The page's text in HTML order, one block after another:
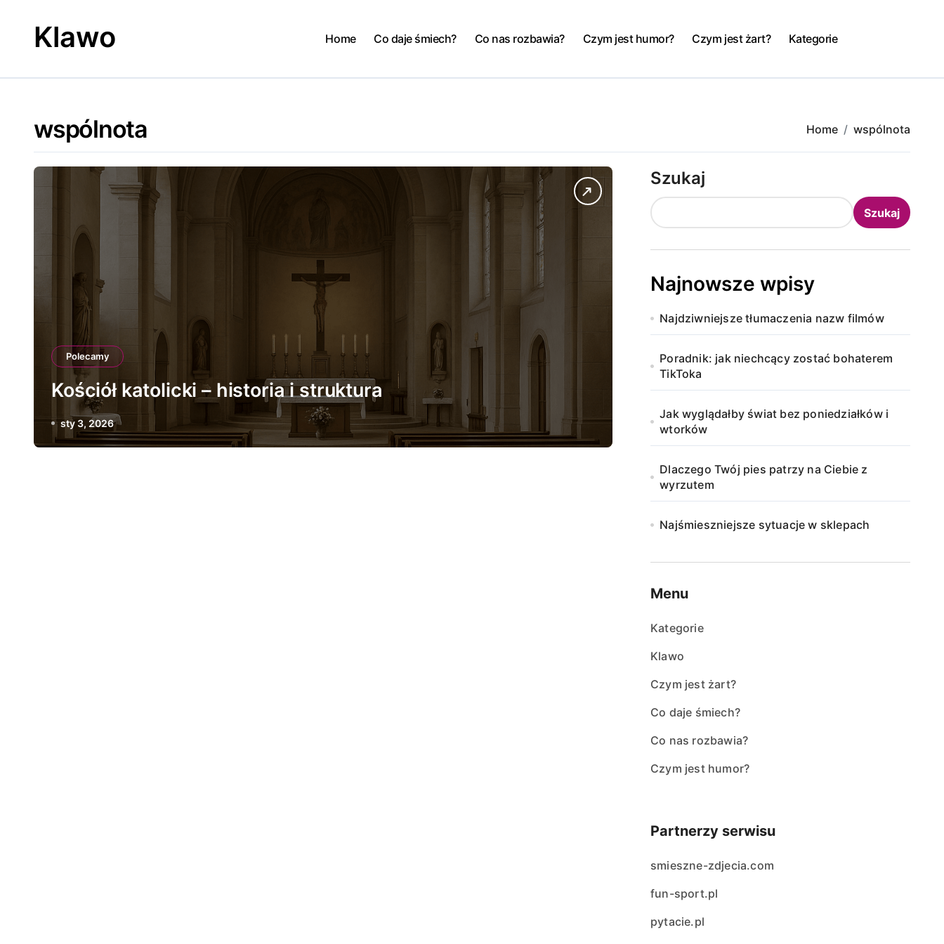
contentKlawo Home Co daje śmiech? Co nas rozbawia? Czym jest humor? Czym jest żart? Kategorie
wspólnota Home wspólnota
Polecamy
Kościół katolicki – historia i struktura
sty 3, 2026
Szukaj
Szukaj
Najnowsze wpisy
Najdziwniejsze tłumaczenia nazw filmów
Poradnik: jak niechcący zostać bohaterem
TikToka
Jak wyglądałby świat bez poniedziałków i
wtorków
Dlaczego Twój pies patrzy na Ciebie z
wyrzutem
Najśmieszniejsze sytuacje w sklepach
Menu
Kategorie
Klawo
Czym jest żart?
Co daje śmiech?
Co nas rozbawia?
Czym jest humor?
Partnerzy serwisu
smieszne-zdjecia.com
fun-sport.pl
pytacie.pl